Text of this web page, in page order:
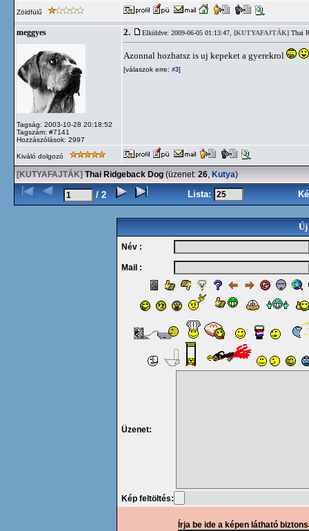
Zöldfülű
meggyes
Tagság: 2003-10-28 20:18:52
Tagszám: #7141
Hozzászólások: 2997
2. Elküldve: 2009-06-05 01:13:47, [KUTYAFAJTÁK] Thai
Azonnal hozhatsz is uj kepeket a gyerekrol
[válaszok erre: #3]
Kiváló dolgozó
[KUTYAFAJTÁK] Thai Ridgeback Dog (üzenet: 26, Kutya)
/ 2 Lista:
Új
Név :
Mail :
Üzenet:
Kép feltöltés:
Írja be ide a képen látható